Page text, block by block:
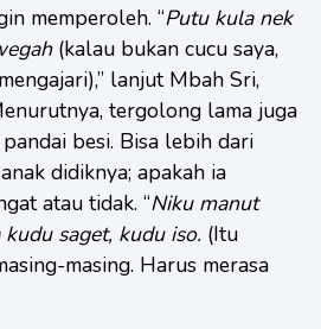
memperoleh. “Putu kula nek
(kalau bukan cucu saya,
lanjut Mbah Sri,
tergolong lama juga
besi. Bisa lebih dari
didiknya; apakah ia
atau tidak. “Niku manut
saget, kudu iso. (Itu
masing. Harus merasa